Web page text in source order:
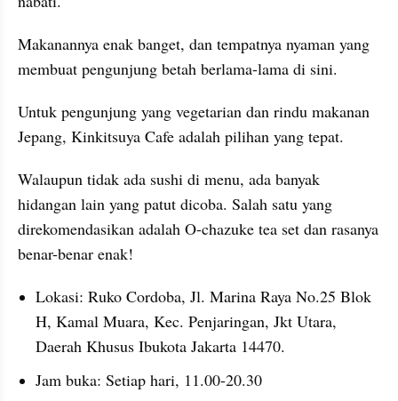
Makanannya enak banget, dan tempatnya nyaman yang
membuat pengunjung betah berlama-lama di sini.
Untuk pengunjung yang vegetarian dan rindu makanan
Jepang, Kinkitsuya Cafe adalah pilihan yang tepat.
Walaupun tidak ada sushi di menu, ada banyak
hidangan lain yang patut dicoba. Salah satu yang
direkomendasikan adalah O-chazuke tea set dan rasanya
benar-benar enak!
Lokasi: Ruko Cordoba, Jl. Marina Raya No.25 Blok
H, Kamal Muara, Kec. Penjaringan, Jkt Utara,
Daerah Khusus Ibukota Jakarta 14470.
Jam buka: Setiap hari, 11.00-20.30